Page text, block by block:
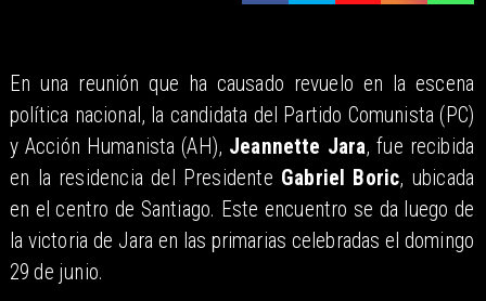
En una reunión que ha causado revuelo en la escena
política nacional, la candidata del Partido Comunista (PC)
y Acción Humanista (AH), Jeannette Jara, fue recibida
en la residencia del Presidente Gabriel Boric, ubicada
en el centro de Santiago. Este encuentro se da luego de
la victoria de Jara en las primarias celebradas el domingo
29 de junio.